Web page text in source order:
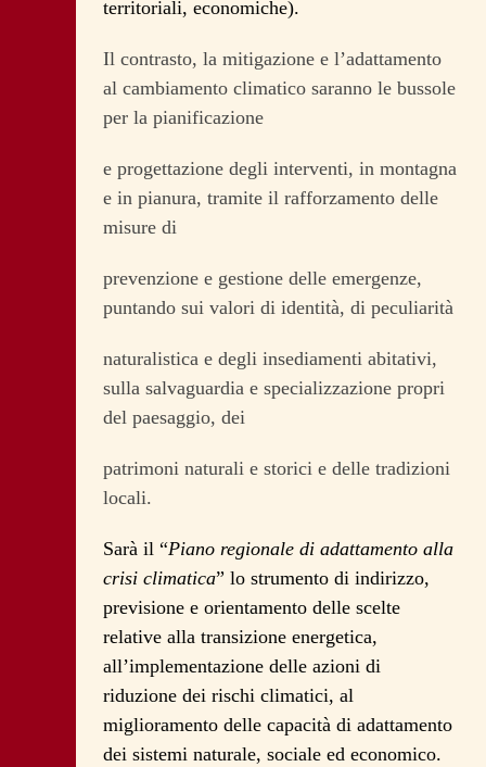
territoriali, economiche).
Il contrasto, la mitigazione e l’adattamento
al cambiamento climatico saranno le bussole
per la pianificazione
e progettazione degli interventi, in montagna
e in pianura, tramite il rafforzamento delle
misure di
prevenzione e gestione delle emergenze,
puntando sui valori di identità, di peculiarità
naturalistica e degli insediamenti abitativi,
sulla salvaguardia e specializzazione propri
del paesaggio, dei
patrimoni naturali e storici e delle tradizioni
locali.
Sarà il “Piano regionale di adattamento alla
crisi climatica” lo strumento di indirizzo,
previsione e orientamento delle scelte
relative alla transizione energetica,
all’implementazione delle azioni di
riduzione dei rischi climatici, al
miglioramento delle capacità di adattamento
dei sistemi naturale, sociale ed economico.